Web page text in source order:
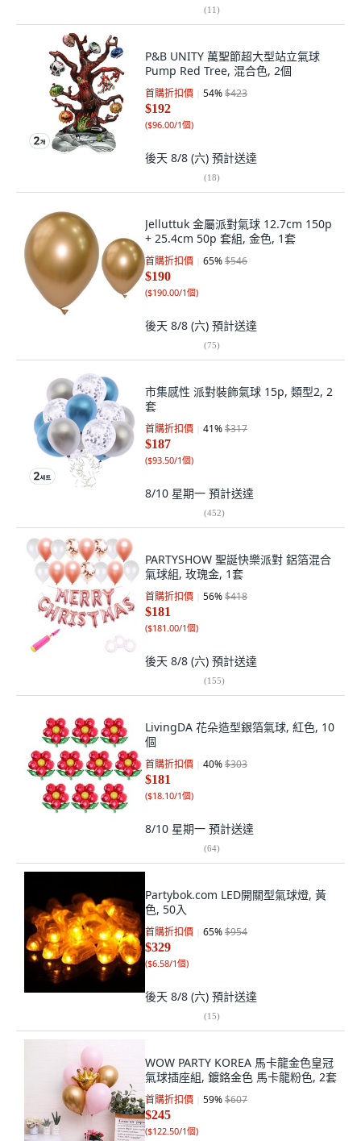
(11)
P&B UNITY 萬聖節超大型站立氣球
Pump Red Tree, 混合色, 2個
首購折扣價 54%$423
$192
($96.00/1個)
後天 8/8 (六) 預計送達
(18)
Jelluttuk 金屬派對氣球 12.7cm 150p
+ 25.4cm 50p 套組, 金色, 1套
首購折扣價 65%$546
$190
($190.00/1個)
後天 8/8 (六) 預計送達
(75)
市集感性 派對裝飾氣球 15p, 類型2, 2
套
首購折扣價 41%$317
$187
($93.50/1個)
8/10 星期一 預計送達
(452)
PARTYSHOW 聖誕快樂派對 鋁箔混合
氣球組, 玫瑰金, 1套
首購折扣價 56%$418
$181
($181.00/1個)
後天 8/8 (六) 預計送達
(155)
LivingDA 花朵造型銀箔氣球, 紅色, 10
個
首購折扣價 40%$303
$181
($18.10/1個)
8/10 星期一 預計送達
(64)
Partybok.com LED開關型氣球燈, 黃
色, 50入
首購折扣價 65%$954
$329
($6.58/1個)
後天 8/8 (六) 預計送達
(15)
WOW PARTY KOREA 馬卡龍金色皇冠
氣球插座組, 鍍鉻金色 馬卡龍粉色, 2套
首購折扣價 59%$607
$245
($122.50/1個)